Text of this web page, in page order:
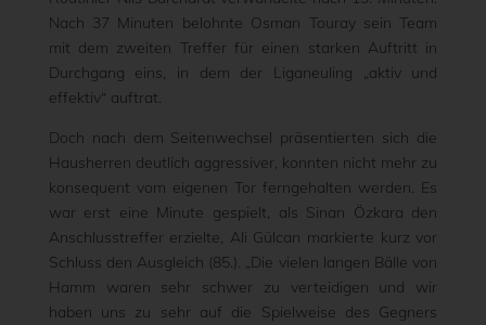
Nach 37 Minuten belohnte Osman Touray sein Team
mit dem zweiten Treffer für einen starken Auftritt in
Durchgang eins, in dem der Liganeuling „aktiv und
effektiv“ auftrat.
Doch nach dem Seitenwechsel präsentierten sich die
Hausherren deutlich aggressiver, konnten nicht mehr zu
konsequent vom eigenen Tor ferngehalten werden. Es
war erst eine Minute gespielt, als Sinan Özkara den
Anschlusstreffer erzielte, Ali Gülcan markierte kurz vor
Schluss den Ausgleich (85.). „Die vielen langen Bälle von
Hamm waren sehr schwer zu verteidigen und wir
haben uns zu sehr auf die Spielweise des Gegners